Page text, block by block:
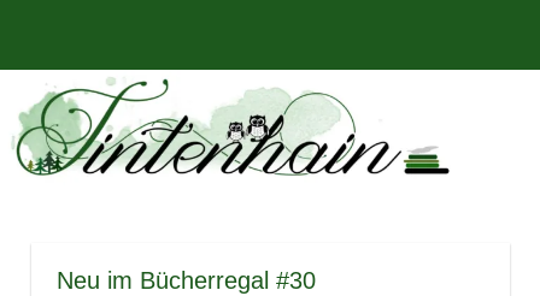
springen
Tintenhain
–
Der
Rezensionen
und
mehr
Neu im Bücherregal #30